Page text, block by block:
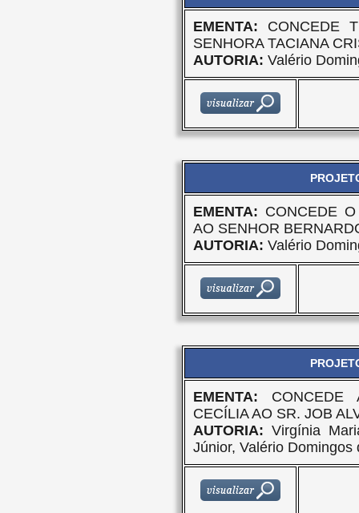
EMENTA: CONCEDE
SENHORA TACIANA
AUTORIA: Valério
EMENTA: CONCEDE
AO SENHOR
AUTORIA: Valério
EMENTA:
CECÍLIA AO SR. JOB
AUTORIA: Virgínia
Júnior, Valério